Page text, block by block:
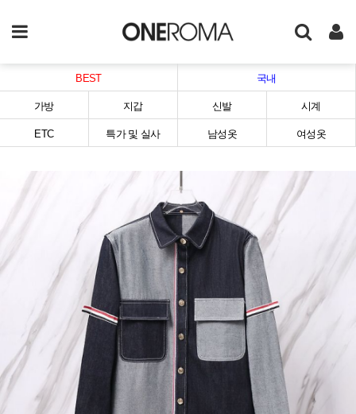
BEST 국내
가방 지갑 신발 시계
ETC 특가 및 실사 남성옷 여성옷